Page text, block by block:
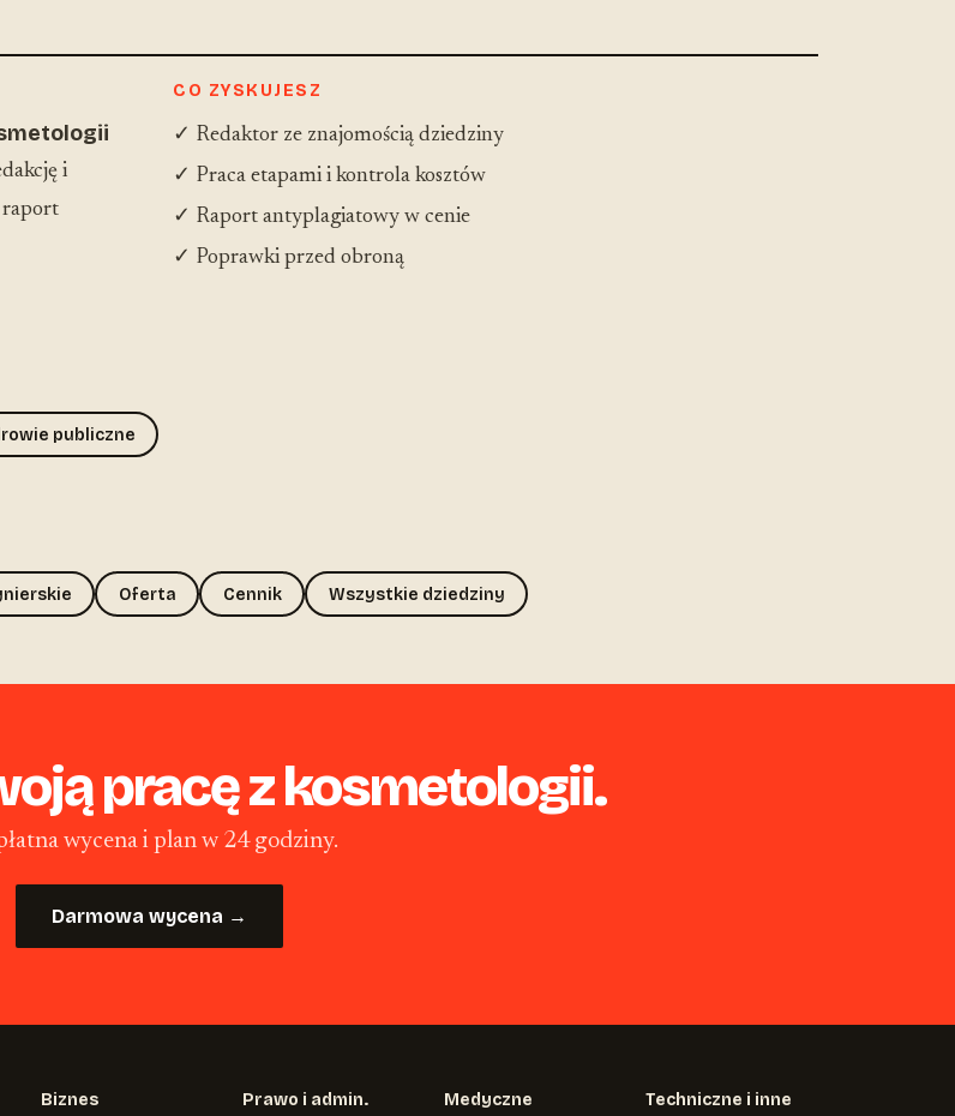
i
raport
CO ZYSKUJESZ
✓ Redaktor ze znajomością dziedziny
✓ Praca etapami i kontrola kosztów
✓ Raport antyplagiatowy w cenie
✓ Poprawki przed obroną
publiczne
Oferta Cennik Wszystkie dziedziny
pracę z kosmetologii.
wycena i plan w 24 godziny.
Darmowa wycena →
Biznes Prawo i admin. Medyczne Techniczne i inne